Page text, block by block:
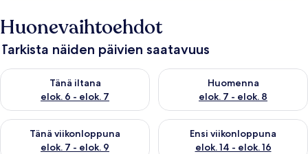
Huonevaihtoehdot
Tarkista näiden päivien saatavuus
Tänä iltana
elok. 6 - elok. 7
Tarkista tämän illan saatavuus elok. 6 - elok. 7
Huomenna
elok. 7 - elok. 8
Tarkista huomisen saatavuus
Tänä viikonloppuna
elok. 7 - elok. 9
Tarkista tämän viikonlopun saatavuus elok. 7 - elok. 9
Ensi viikonloppuna
elok. 14 - elok. 16
Tarkista ensi viikonlopun